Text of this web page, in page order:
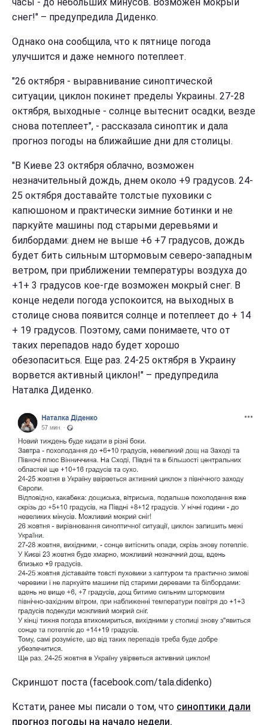
снег!" – предупредила Диденко.
Однако она сообщила, что к пятнице погода
улучшится и даже немного потеплеет.
"26 октября - выравнивание синоптической
ситуации, циклон покинет пределы Украины. 27-28
октября, выходные - солнце вытеснит осадки, везде
снова потеплеет", - рассказала синоптик и дала
прогноз погоды на ближайшие дни для столицы.
"В Киеве 23 октября облачно, возможен
незначительный дождь, днем около +9 градусов. 24-
25 октября доставайте толстые пуховики с
капюшоном и практически зимние ботинки и не
паркуйте машины под старыми деревьями и
билбордами: днем не выше +6 +7 градусов, дождь
будет бить сильным штормовым северо-западным
ветром, при приближении температуры воздуха до
+1+ 3 градусов кое-где возможен мокрый снег. В
конце недели погода успокоится, на выходных в
столице снова появится солнце и потеплеет до + 14
+ 19 градусов. Поэтому, сами понимаете, что от
таких перепадов надо будет хорошо
обезопаситься. Еще раз. 24-25 октября в Украину
ворвется активный циклон!" – предупредила
Наталка Диденко.
Скриншот поста (facebook.com/tala.didenko)
Кстати, ранее мы писали о том, что синоптики дали
прогноз погоды на начало недели.